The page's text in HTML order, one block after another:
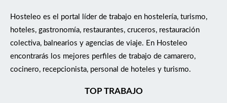
Hosteleo es el portal líder de trabajo en hostelería, turismo,
hoteles, gastronomía, restaurantes, cruceros, restauración
colectiva, balnearios y agencias de viaje. En Hosteleo
encontrarás los mejores perfiles de trabajo de camarero,
cocinero, recepcionista, personal de hoteles y turismo.
TOP TRABAJO